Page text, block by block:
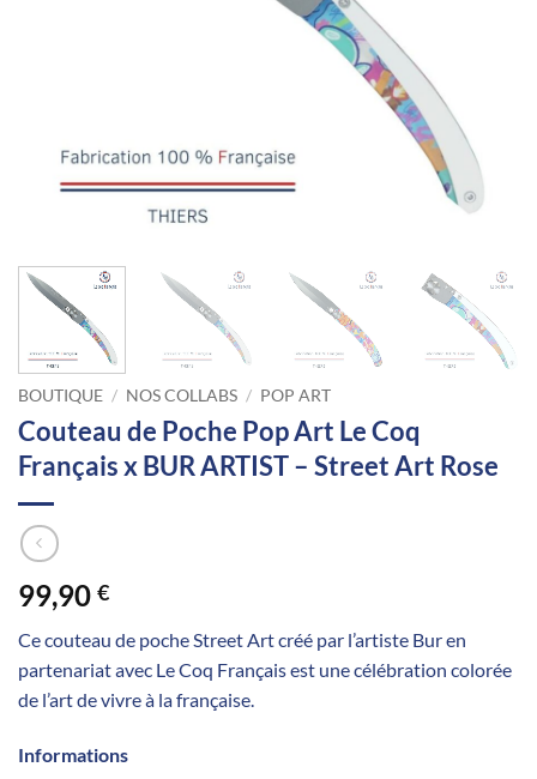
BOUTIQUE / NOS COLLABS / POP ART
Couteau de Poche Pop Art Le Coq
Français x BUR ARTIST – Street Art Rose
99,90 €
Ce couteau de poche Street Art créé par l’artiste Bur en
partenariat avec Le Coq Français est une célébration colorée
de l’art de vivre à la française.
Informations